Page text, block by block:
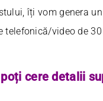
genera un
telefonică/video de
cere detalii